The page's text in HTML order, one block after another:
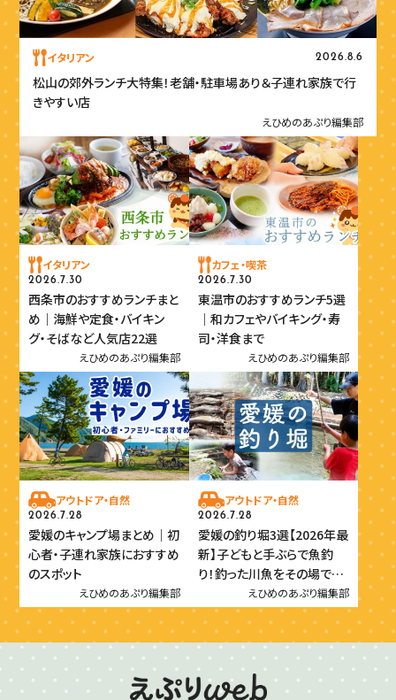
イタリアン 2026.8.6
松山の郊外ランチ大特集！老舗・駐車場あり＆子連れ家族で行
きやすい店
えひめのあぷり編集部
イタリアン
2026.7.30
西条市のおすすめランチまと
め｜海鮮や定食・バイキン
グ・そばなど人気店22選
えひめのあぷり編集部
カフェ・喫茶
2026.7.30
東温市のおすすめランチ5選
｜和カフェやバイキング・寿
司・洋食まで
えひめのあぷり編集部
アウトドア・自然
2026.7.28
愛媛のキャンプ場まとめ｜初
心者・子連れ家族におすすめ
のスポット
えひめのあぷり編集部
アウトドア・自然
2026.7.28
愛媛の釣り堀3選【2026年最
新】子どもと手ぶらで魚釣
り！釣った川魚をその場で味
えひめのあぷり編集部